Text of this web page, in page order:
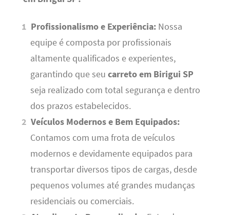
Profissionalismo e Experiência: Nossa
equipe é composta por profissionais
altamente qualificados e experientes,
garantindo que seu carreto em Birigui SP
seja realizado com total segurança e dentro
dos prazos estabelecidos.
Veículos Modernos e Bem Equipados:
Contamos com uma frota de veículos
modernos e devidamente equipados para
transportar diversos tipos de cargas, desde
pequenos volumes até grandes mudanças
residenciais ou comerciais.